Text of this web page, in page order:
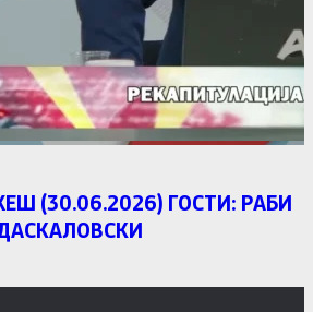
(30.06.2026) ГОСТИ: РАБИ